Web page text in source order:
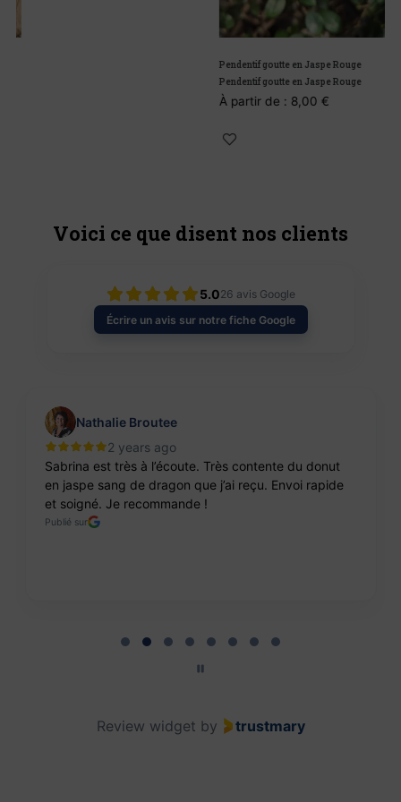
Pendentif goutte en Jaspe Rouge
Pendentif goutte en Jaspe Rouge
À partir de :8,00€
Voici ce que disent nos clients
5.026 avis Google
Écrire un avis sur notre fiche Google
Nathalie Broutee
2 years ago
Sabrina est très à l’écoute. Très contente du donut
en jaspe sang de dragon que j’ai reçu. Envoi rapide
et soigné. Je recommande !
Publié sur
Review widget by trustmary